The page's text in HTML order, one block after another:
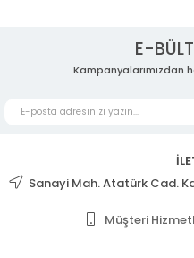
E-
Kampanyalarımızdan
Sanayi Mah. Atatürk Cad.
Müşteri